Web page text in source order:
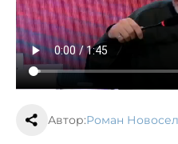
Автор:Роман